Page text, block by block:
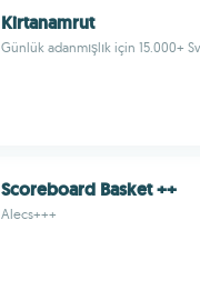
Kirtanamrut
Günlük adanmışlık için 15.000+
Scoreboard Basket ++
Alecs+++